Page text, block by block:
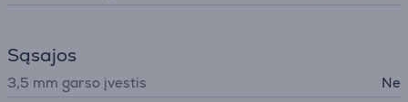
Sąsajos
3,5 mm garso įvestis
Ne